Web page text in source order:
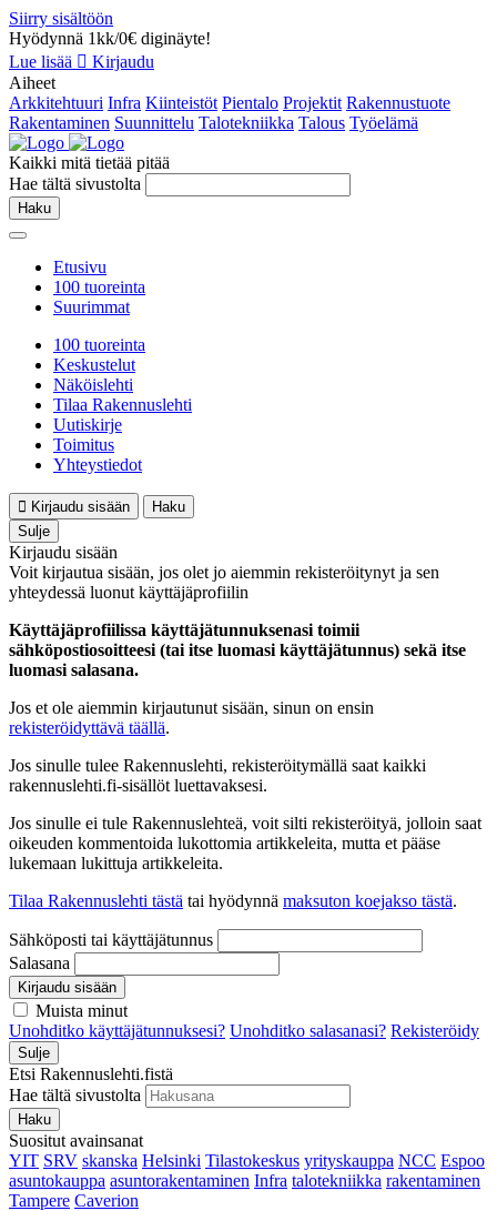
Siirry sisältöön
Hyödynnä 1kk/0€ diginäyte!
Lue lisää
Kirjaudu
Aiheet
Arkkitehtuuri Infra Kiinteistöt Pientalo Projektit Rakennustuote
Rakentaminen Suunnittelu Talotekniikka Talous Työelämä
Kaikki mitä tietää pitää
Hae tältä sivustolta
Haku
Etusivu
100 tuoreinta
Suurimmat
100 tuoreinta
Keskustelut
Näköislehti
Tilaa Rakennuslehti
Uutiskirje
Toimitus
Yhteystiedot
Kirjaudu sisään
Haku
Sulje
Kirjaudu sisään
Voit kirjautua sisään, jos olet jo aiemmin rekisteröitynyt ja sen
yhteydessä luonut käyttäjäprofiilin
Käyttäjäprofiilissa käyttäjätunnuksenasi toimii
sähköpostiosoitteesi (tai itse luomasi käyttäjätunnus) sekä itse
luomasi salasana.
Jos et ole aiemmin kirjautunut sisään, sinun on ensin
rekisteröidyttävä täällä.
Jos sinulle tulee Rakennuslehti, rekisteröitymällä saat kaikki
rakennuslehti.fi-sisällöt luettavaksesi.
Jos sinulle ei tule Rakennuslehteä, voit silti rekisteröityä, jolloin saat
oikeuden kommentoida lukottomia artikkeleita, mutta et pääse
lukemaan lukittuja artikkeleita.
Tilaa Rakennuslehti tästä tai hyödynnä maksuton koejakso tästä.
Sähköposti tai käyttäjätunnus
Salasana
Kirjaudu sisään
Muista minut
Unohditko käyttäjätunnuksesi? Unohditko salasanasi? Rekisteröidy
Sulje
Etsi Rakennuslehti.fistä
Hae tältä sivustolta
Haku
Suositut avainsanat
YIT SRV skanska Helsinki Tilastokeskus yrityskauppa NCC Espoo
asuntokauppa asuntorakentaminen Infra talotekniikka rakentaminen
Tampere Caverion